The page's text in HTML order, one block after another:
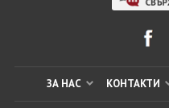
ЗА НАС КОНТАКТИ